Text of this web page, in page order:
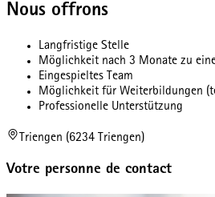
Nous offrons
Langfristige Stelle
Möglichkeit nach 3 Monate zu
Eingespieltes Team
Möglichkeit für Weiterbildungen
Professionelle Unterstützung
Triengen (6234 Triengen)
Votre personne de contact